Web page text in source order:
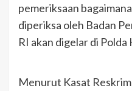
pemeriksaan
diperiksa oleh Badan
RI akan digelar di
Menurut Kasat